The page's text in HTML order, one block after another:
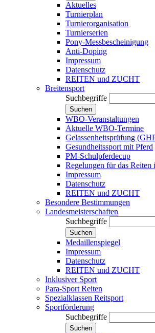
Aktuelles
Turnierplan
Turnierorganisation
Turnierserien
Pony-Messbescheinigung
Anti-Doping
Impressum
Datenschutz
REITEN und ZUCHT
Breitensport
Suchbegriffe
Suchen
WBO-Veranstaltungen
Aktuelle WBO-Termine
Gelassenheitsprüfung
Gesundheitssport mit Pferd
PM-Schulpferdecup
Regelungen für das Reiten
Impressum
Datenschutz
REITEN und ZUCHT
Besondere Bestimmungen
Landesmeisterschaften
Suchbegriffe
Suchen
Medaillenspiegel
Impressum
Datenschutz
REITEN und ZUCHT
Inklusiver Sport
Para-Sport Reiten
Spezialklassen Reitsport
Sportförderung
Suchbegriffe
Suchen